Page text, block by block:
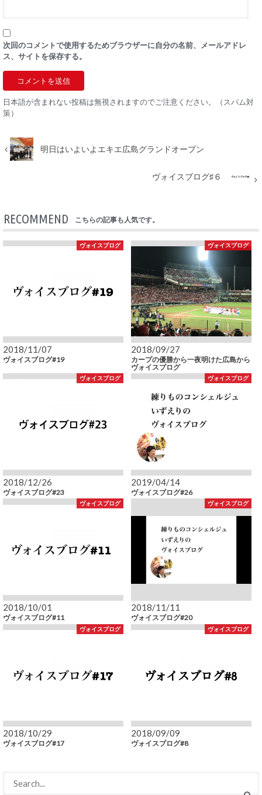
次回のコメントで使用するためブラウザーに自分の名前、メールアドレ
ス、サイトを保存する。
日本語が含まれない投稿は無視されますのでご注意ください。（スパム対
策）
明日はいよいよエキエ広島グランドオープン
ヴォイスブログ♯６
RECOMMEND こちらの記事も人気です。
ヴォイスブログ
2018/11/07
ヴォイスブログ#19
ヴォイスブログ
2018/09/27
カープの優勝から一夜明けた広島から
ヴォイスブログ
ヴォイスブログ
2018/12/26
ヴォイスブログ#23
ヴォイスブログ
2019/04/14
ヴォイスブログ#26
ヴォイスブログ
2018/10/01
ヴォイスブログ#11
ヴォイスブログ
2018/11/11
ヴォイスブログ#20
ヴォイスブログ
2018/10/29
ヴォイスブログ#17
ヴォイスブログ
2018/09/09
ヴォイスブログ#8